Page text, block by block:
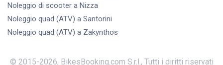
Noleggio di scooter a Nizza
Noleggio quad (ATV) a Santorini
Noleggio quad (ATV) a Zakynthos
© 2015-2026, BikesBooking.com S.r.l. , Tutti i diritti riservati